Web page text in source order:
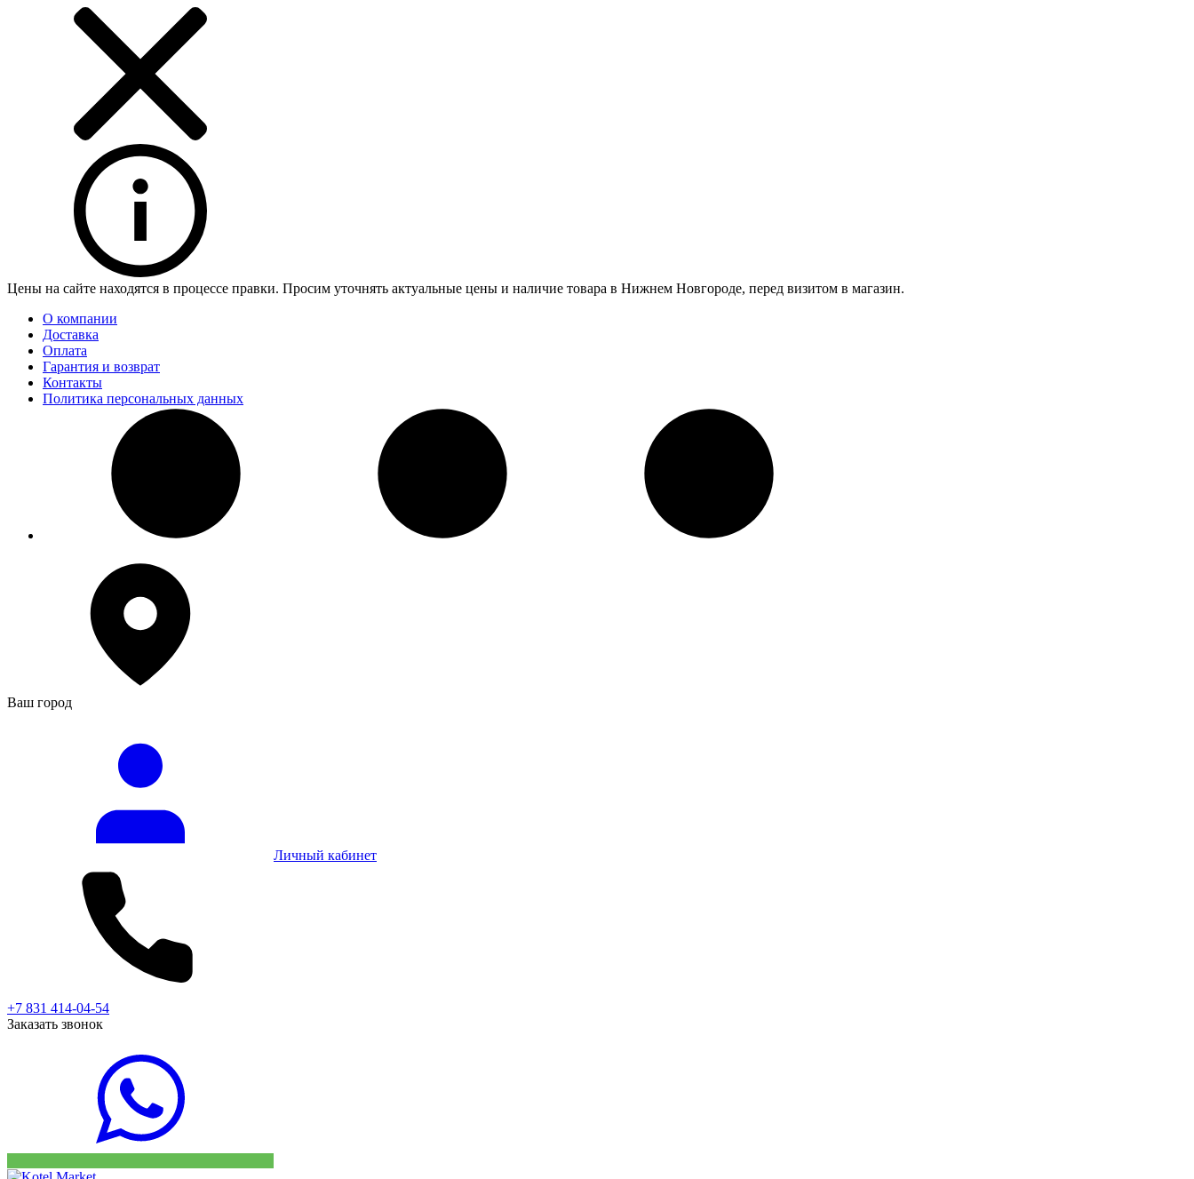
Цены на сайте находятся в процессе правки. Просим уточнять актуальные цены и наличие товара в Нижнем Новгороде, перед визитом в магазин.
О компании
Доставка
Оплата
Гарантия и возврат
Контакты
Политика персональных данных
Ваш город
Личный кабинет
+7 831 414-04-54
Заказать звонок